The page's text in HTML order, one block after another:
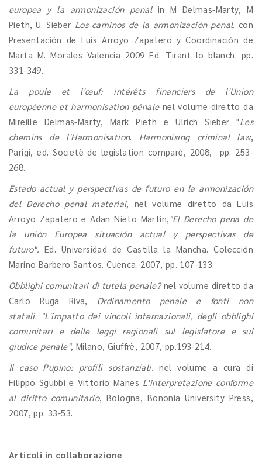
europea y la armonización penalin M Delmas-Marty, M
Pieth, U. Sieber Los caminos de la armonización penal. con
Presentación de Luis Arroyo Zapatero y Coordinación de
Marta M. Morales Valencia 2009 Ed. Tirant lo blanch. pp.
331-349..
La poule et l'œuf: intérêts financiers de l'Union
européenne et harmonisation pénalenel volume diretto da
Mireille Delmas-Marty, Mark Pieth e Ulrich Sieber "Les
chemins de l'Harmonisation. Harmonising criminal law,
Parigi, ed. Societè de legislation comparè, 2008, pp. 253-
268.
Estado actual y perspectivas de futuro en la armonización
del Derecho penal material, nel volume diretto da Luis
Arroyo Zapatero e Adan Nieto Martin,"El Derecho pena de
la uniòn Europea situación actual y perspectivas de
futuro". Ed. Universidad de Castilla la Mancha. Colección
Marino Barbero Santos. Cuenca. 2007, pp. 107-133.
Obblighi comunitari di tutela penale?nel volume diretto da
Carlo Ruga Riva, Ordinamento penale e fonti non
statali. "L'impatto dei vincoli internazionali, degli obblighi
comunitari e delle leggi regionali sul legislatore e sul
giudice penale", Milano, Giuffrè, 2007, pp.193-214.
Il caso Pupino: profili sostanziali. nel volume a cura di
Filippo Sgubbi e Vittorio Manes L'interpretazione conforme
al diritto comunitario, Bologna, Bononia University Press,
2007, pp. 33-53.
Articoli in collaborazione